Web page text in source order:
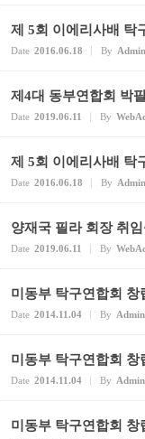
제 5회 이에리사배 탁
Date 2016.06.18 By Admin
제4대 동부연합회 박
Date 2019.06.11 By
제 5회 이에리사배 탁
Date 2016.06.18 By Admin
양재국 필라 회장 취
Date 2019.06.11 By
미동부 탁구연합회 창
Date 2014.11.04 By Admin
미동부 탁구연합회 창
Date 2014.11.04 By Admin
미동부 탁구연합회 창